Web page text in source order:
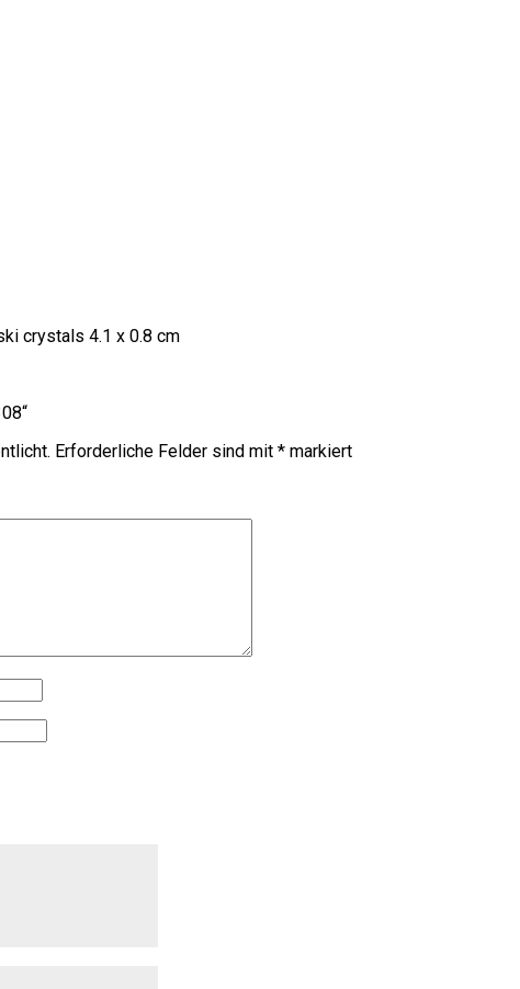
crystals 4.1 x 0.8 cm
Erforderliche Felder sind mit * markiert